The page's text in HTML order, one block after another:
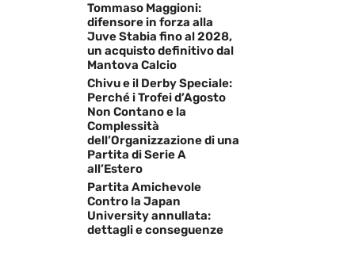
Tommaso Maggioni:
difensore in forza alla
Juve Stabia fino al 2028,
un acquisto definitivo dal
Mantova Calcio
Chivu e il Derby Speciale:
Perché i Trofei d’Agosto
Non Contano e la
Complessità
dell’Organizzazione di una
Partita di Serie A
all’Estero
Partita Amichevole
Contro la Japan
University annullata:
dettagli e conseguenze